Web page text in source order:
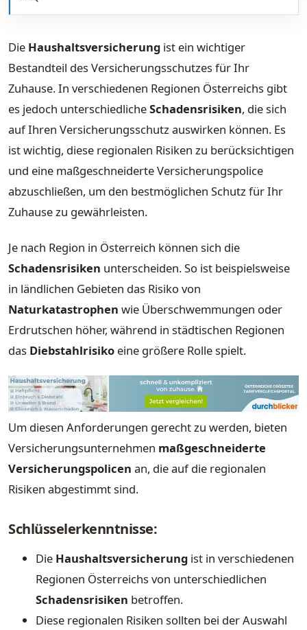
Die Haushaltsversicherung ist ein wichtiger
Bestandteil des Versicherungsschutzes für Ihr
Zuhause. In verschiedenen Regionen Österreichs gibt
es jedoch unterschiedlicheSchadensrisiken, die sich
auf Ihren Versicherungsschutz auswirken können. Es
ist wichtig, diese regionalen Risiken zu berücksichtigen
und eine maßgeschneiderte Versicherungspolice
abzuschließen, um den bestmöglichen Schutz für Ihr
Zuhause zu gewährleisten.
Je nach Region in Österreich können sich die
Schadensrisiken unterscheiden. So ist beispielsweise
in ländlichen Gebieten das Risiko von
Naturkatastrophen wie Überschwemmungen oder
Erdrutschen höher, während in städtischen Regionen
das Diebstahlrisiko eine größere Rolle spielt.
Um diesen Anforderungen gerecht zu werden, bieten
Versicherungsunternehmen maßgeschneiderte
Versicherungspolicen an, die auf die regionalen
Risiken abgestimmt sind.
Schlüsselerkenntnisse:
Die Haushaltsversicherung ist in verschiedenen
Regionen Österreichs von unterschiedlichen
Schadensrisiken betroffen.
Diese regionalen Risiken sollten bei der Auswahl